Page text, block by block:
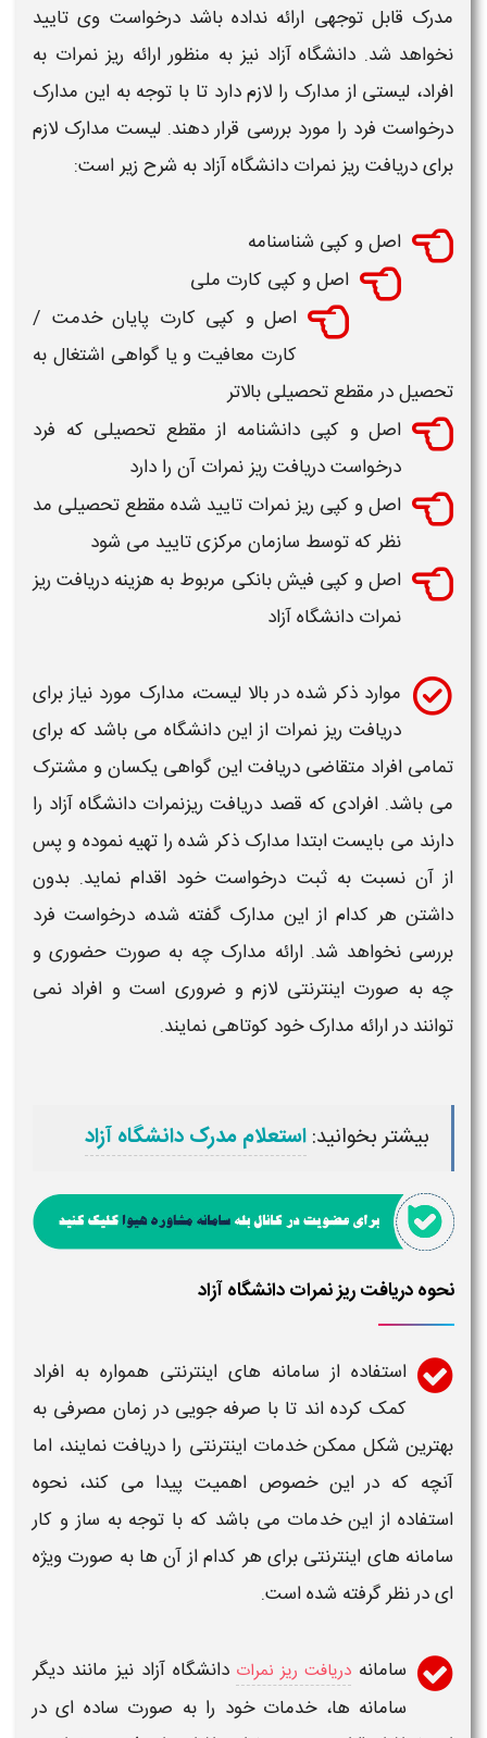
مدرک قابل توجهی ارائه نداده باشد درخواست وی تایید
نخواهد شد. دانشگاه آزاد نیز به منظور ارائه ریز نمرات به
افراد، لیستی از مدارک را لازم دارد تا با توجه به این مدارک
درخواست فرد را مورد بررسی قرار دهند. لیست مدارک لازم
برایدریافت ریز نمرات دانشگاه آزاد به شرح زیر است:
اصل و کپی شناسنامه
اصل و کپی کارت ملی
اصل و کپی کارت پایان خدمت /
کارت معافیت و یا گواهی اشتغال به
تحصیل در مقطع تحصیلی بالاتر
اصل و کپی دانشنامه از مقطع تحصیلی که فرد
درخواستدریافت ریز نمرات آن را دارد
اصل و کپی ریز نمرات تایید شده مقطع تحصیلی مد
نظر که توسط سازمان مرکزی تایید می شود
اصل و کپی فیش بانکی مربوط به هزینه دریافت ریز
نمرات دانشگاه آزاد
موارد ذکر شده در بالا لیست، مدارک مورد نیاز برای
دریافت ریز نمرات از این دانشگاه می باشد که برای
تمامی افراد متقاضیدریافتاین گواهی یکسان و مشترک
می باشد. افرادی که قصد دریافت ریزنمرات دانشگاه آزاد را
دارند می بایست ابتدا مدارک ذکر شده را تهیه نموده و پس
از آن نسبت به ثبت درخواست خود اقدام نماید. بدون
داشتن هر کدام از این مدارک گفته شده، درخواست فرد
بررسی نخواهد شد. ارائه مدارک چه به صورت حضوری و
چه به صورت اینترنتی لازم و ضروری است و افراد نمی
توانند در ارائه مدارک خود کوتاهی نمایند.
بیشتر بخوانید:استعلام مدرک دانشگاه آزاد
نحوه دریافت ریز نمرات دانشگاه آزاد
استفاده از سامانه های اینترنتی همواره به افراد
کمک کرده اند تا با صرفه جویی در زمان مصرفی به
بهترین شکل ممکن خدمات اینترنتی را دریافت نمایند، اما
آنچه که در این خصوص اهمیت پیدا می کند، نحوه
استفاده از این خدمات می باشد که با توجه به ساز و کار
سامانه های اینترنتی برای هر کدام از آن ها به صورت ویژه
ای در نظر گرفته شده است.
سامانه دریافت ریز نمرات دانشگاه آزادنیز مانند دیگر
سامانه ها، خدمات خود را به صورت ساده ای در